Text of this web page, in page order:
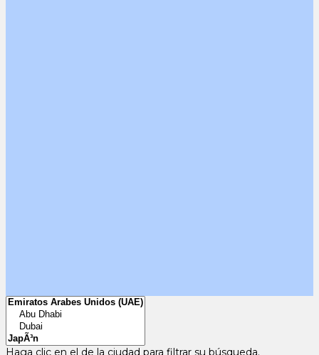
Haga clic en el de la ciudad para filtrar su búsqueda.